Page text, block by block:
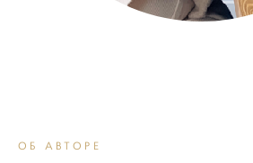
ОБ АВТОРЕ